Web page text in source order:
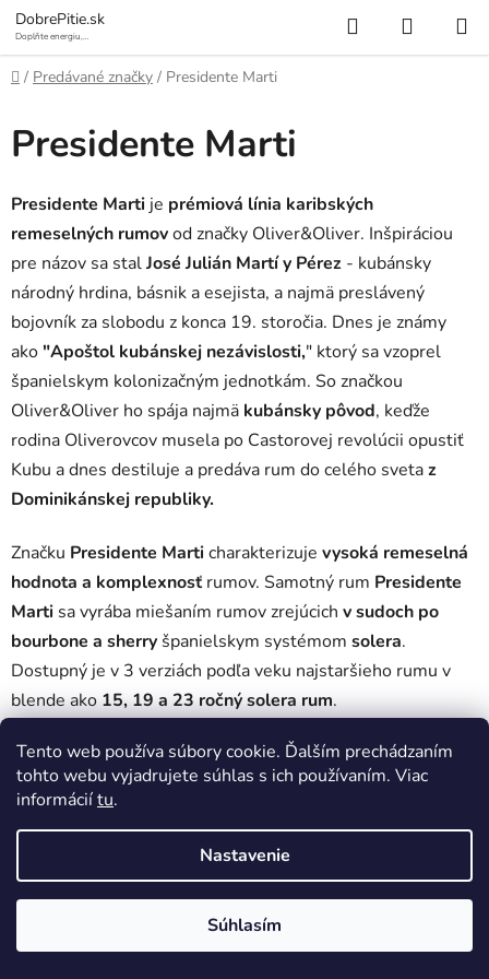
Tento web používa súbory cookie. Ďalším prechádzaním
tohto webu vyjadrujete súhlas s ich používaním. Viac
informáciítu.
Nastavenie
Súhlasím
Prejsť
na
obsah
DobrePitie.sk
Doplňte energiu,
Hľadať
KOŠÍK
Domov
/ Predávané značky / Presidente Marti
Presidente Marti
Presidente Marti je prémiová línia karibských
remeselných rumovod značky Oliver&Oliver. Inšpiráciou
pre názov sa stalJosé Julián Martí y Pérez - kubánsky
národný hrdina, básnik a esejista, a najmä preslávený
bojovník za slobodu z konca 19. storočia. Dnes je známy
ako "Apoštol kubánskej nezávislosti," ktorý sa vzoprel
španielskym kolonizačným jednotkám. So značkou
Oliver&Oliver ho spája najmä kubánsky pôvod, keďže
rodina Oliverovcov musela po Castorovej revolúcii opustiť
Kubu a dnes destiluje a predáva rum do celého svetaz
Dominikánskej republiky.
Značku Presidente Marticharakterizuje vysoká remeselná
hodnota a komplexnosť rumov. Samotný rum Presidente
Marti sa vyrába miešaním rumov zrejúcich v sudoch po
bourbone a sherry španielskym systémom solera.
Dostupný je v 3 verziách podľa veku najstaršieho rumu v
blende ako 15, 19 a 23 ročný solera rum.
Žiadne produkty značky Presidente Martisa nenašli...
Vytvoril Shoptet
DobrePitie.sk. Všetky práva vyhradené.
Upraviť nastavenie cookies